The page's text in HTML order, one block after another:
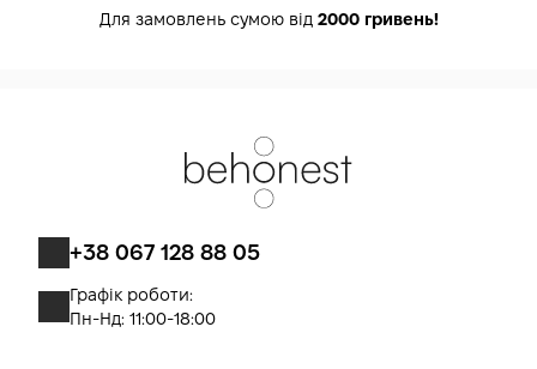
Для замовлень сумою від 2000 гривень!
+38 067 128 88 05
Графік роботи:
Пн-Нд: 11:00-18:00